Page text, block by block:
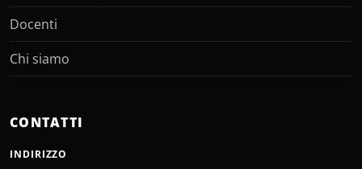
Docenti
Chi siamo
CONTATTI
INDIRIZZO